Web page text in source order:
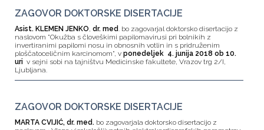
ZAGOVOR DOKTORSKE DISERTACIJE
Asist. KLEMEN JENKO, dr. med. bo zagovarjal doktorsko disertacijo z
naslovom "Okužba s človeškimi papilomavirusi pri bolnikih z
invertiranimi papilomi nosu in obnosnih votlin in s pridruženim
ploščatoceličnim karcinomom", v ponedeljek 4. junija 2018 ob 10.
uri v sejni sobi na tajništvu Medicinske fakultete, Vrazov trg 2/I,
Ljubljana.
ZAGOVOR DOKTORSKE DISERTACIJE
MARTA CVIJIĆ, dr. med. bo zagovarjala doktorsko disertacijo z